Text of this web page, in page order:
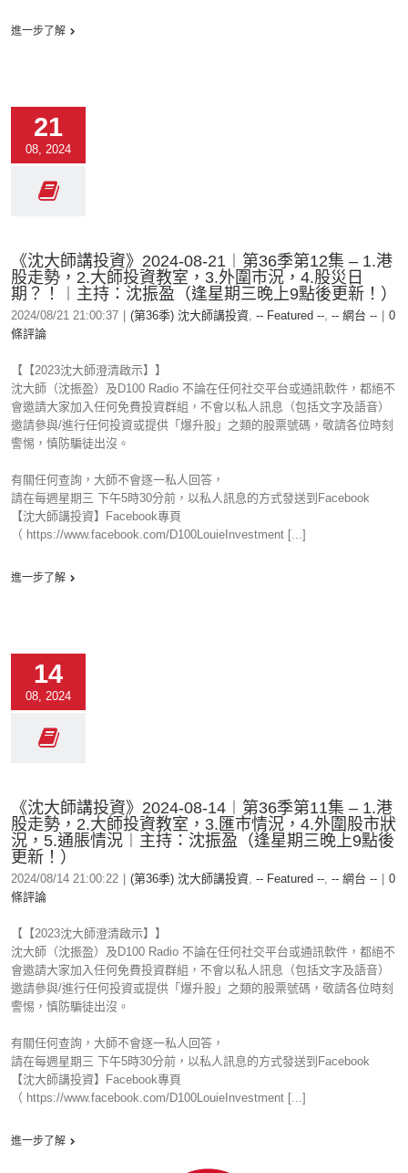
進一步了解
21
08, 2024
《沈大師講投資》2024-08-21︱第36季第12集 – 1.港
股走勢，2.大師投資教室，3.外圍市況，4.股災日
期？！︱主持：沈振盈（逢星期三晚上9點後更新！）
2024/08/21 21:00:37 (第36季) 沈大師講投資, -- Featured --, -- 網台 --
0
條評論
【【2023沈大師澄清啟示】】
沈大師（沈振盈）及D100 Radio 不論在任何社交平台或通訊軟件，都絕不
會邀請大家加入任何免費投資群組，不會以私人訊息（包括文字及語音）
邀請參與/進行任何投資或提供「爆升股」之類的股票號碼，敬請各位時刻
警惕，慎防騙徒出沒。
有關任何查詢，大師不會逐一私人回答，
請在每週星期三 下午5時30分前，以私人訊息的方式發送到Facebook
【沈大師講投資】Facebook專頁
（ https://www.facebook.com/D100LouieInvestment [...]
進一步了解
14
08, 2024
《沈大師講投資》2024-08-14︱第36季第11集 – 1.港
股走勢，2.大師投資教室，3.匯市情況，4.外圍股市狀
況，5.通脹情況︱主持：沈振盈（逢星期三晚上9點後
更新！）
2024/08/14 21:00:22 (第36季) 沈大師講投資, -- Featured --, -- 網台 --
0
條評論
【【2023沈大師澄清啟示】】
沈大師（沈振盈）及D100 Radio 不論在任何社交平台或通訊軟件，都絕不
會邀請大家加入任何免費投資群組，不會以私人訊息（包括文字及語音）
邀請參與/進行任何投資或提供「爆升股」之類的股票號碼，敬請各位時刻
警惕，慎防騙徒出沒。
有關任何查詢，大師不會逐一私人回答，
請在每週星期三 下午5時30分前，以私人訊息的方式發送到Facebook
【沈大師講投資】Facebook專頁
（ https://www.facebook.com/D100LouieInvestment [...]
進一步了解